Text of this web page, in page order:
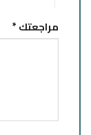
مراجعتك*